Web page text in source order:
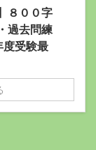
８００字
過去問練
受験最